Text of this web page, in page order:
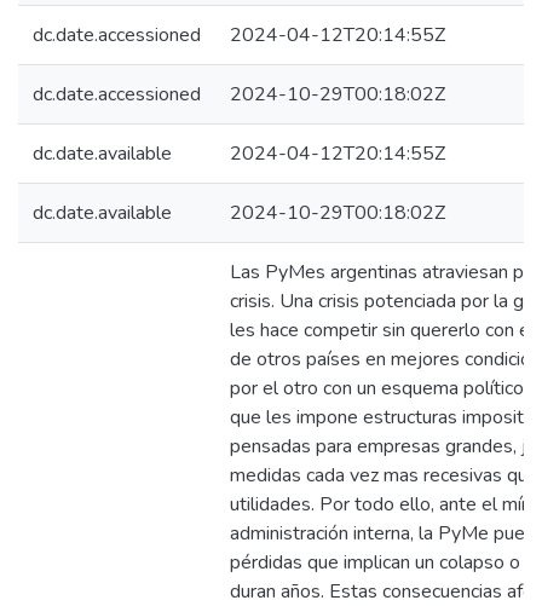
dc.date.accessioned 2024-04-12T20:14:55Z
dc.date.accessioned 2024-10-29T00:18:02Z
dc.date.available 2024-04-12T20:14:55Z
dc.date.available 2024-10-29T00:18:02Z
Las PyMes argentinas atraviesan
crisis. Una crisis potenciada por la
les hace competir sin quererlo con
de otros países en mejores
por el otro con un esquema político-
que les impone estructuras
pensadas para empresas grandes,
medidas cada vez mas recesivas
utilidades. Por todo ello, ante el
administración interna, la PyMe
pérdidas que implican un colapso o
duran años. Estas consecuencias